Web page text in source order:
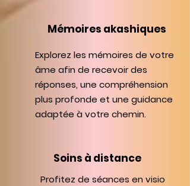
Mémoires akashiques
Explorez les mémoires de votre
âme afin de recevoir des
réponses, une compréhension
plus profonde et une guidance
adaptée à votre chemin.
Soins à distance
Profitez de séances en visio